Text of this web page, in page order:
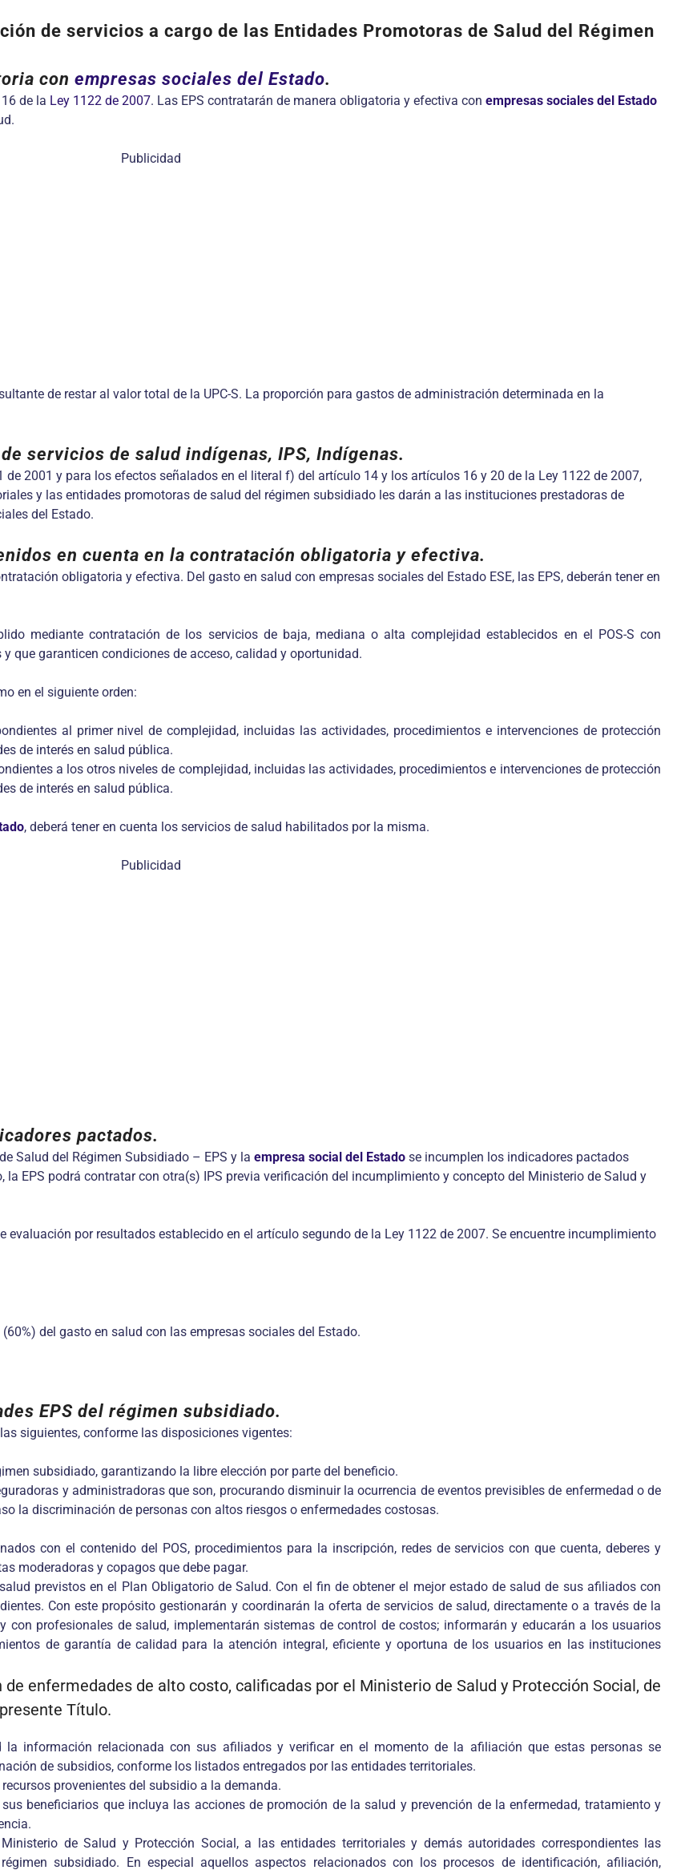
de servicios a cargo de las Entidades Promotoras de Salud del Régimen
con empresas sociales del Estado.
de la Ley 1122 de 2007. Las EPS contratarán de manera obligatoria y efectiva con empresas sociales del Estado
Publicidad
de restar al valor total de la UPC-S. La proporción para gastos de administración determinada en la
servicios de salud indígenas, IPS, Indígenas.
2001 y para los efectos señalados en el literal f) del artículo 14 y los artículos 16 y 20 de la Ley 1122 de 2007,
y las entidades promotoras de salud del régimen subsidiado les darán a las instituciones prestadoras de
del Estado.
en cuenta en la contratación obligatoria y efectiva.
obligatoria y efectiva. Del gasto en salud con empresas sociales del Estado ESE, las EPS, deberán tener en
mediante contratación de los servicios de baja, mediana o alta complejidad establecidos en el POS-S con
que garanticen condiciones de acceso, calidad y oportunidad.
en el siguiente orden:
al primer nivel de complejidad, incluidas las actividades, procedimientos e intervenciones de protección
de interés en salud pública.
a los otros niveles de complejidad, incluidas las actividades, procedimientos e intervenciones de protección
de interés en salud pública.
, deberá tener en cuenta los servicios de salud habilitados por la misma.
Publicidad
pactados.
Salud del Régimen Subsidiado – EPS y la empresa social del Estado se incumplen los indicadores pactados
EPS podrá contratar con otra(s) IPS previa verificación del incumplimiento y concepto del Ministerio de Salud y
evaluación por resultados establecido en el artículo segundo de la Ley 1122 de 2007. Se encuentre incumplimiento
del gasto en salud con las empresas sociales del Estado.
EPS del régimen subsidiado.
siguientes, conforme las disposiciones vigentes:
subsidiado, garantizando la libre elección por parte del beneficio.
y administradoras que son, procurando disminuir la ocurrencia de eventos previsibles de enfermedad o de
la discriminación de personas con altos riesgos o enfermedades costosas.
con el contenido del POS, procedimientos para la inscripción, redes de servicios con que cuenta, deberes y
moderadoras y copagos que debe pagar.
previstos en el Plan Obligatorio de Salud. Con el fin de obtener el mejor estado de salud de sus afiliados con
Con este propósito gestionarán y coordinarán la oferta de servicios de salud, directamente o a través de la
con profesionales de salud, implementarán sistemas de control de costos; informarán y educarán a los usuarios
de garantía de calidad para la atención integral, eficiente y oportuna de los usuarios en las instituciones
enfermedades de alto costo, calificadas por el Ministerio de Salud y Protección Social, de
Título.
la información relacionada con sus afiliados y verificar en el momento de la afiliación que estas personas se
de subsidios, conforme los listados entregados por las entidades territoriales.
provenientes del subsidio a la demanda.
beneficiarios que incluya las acciones de promoción de la salud y prevención de la enfermedad, tratamiento y
de Salud y Protección Social, a las entidades territoriales y demás autoridades correspondientes las
subsidiado. En especial aquellos aspectos relacionados con los procesos de identificación, afiliación,